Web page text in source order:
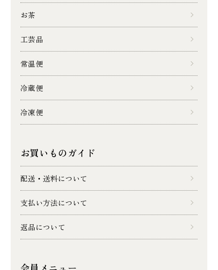
お茶
工芸品
常温便
冷蔵便
冷凍便
お買いものガイド
配送・送料について
支払い方法について
返品について